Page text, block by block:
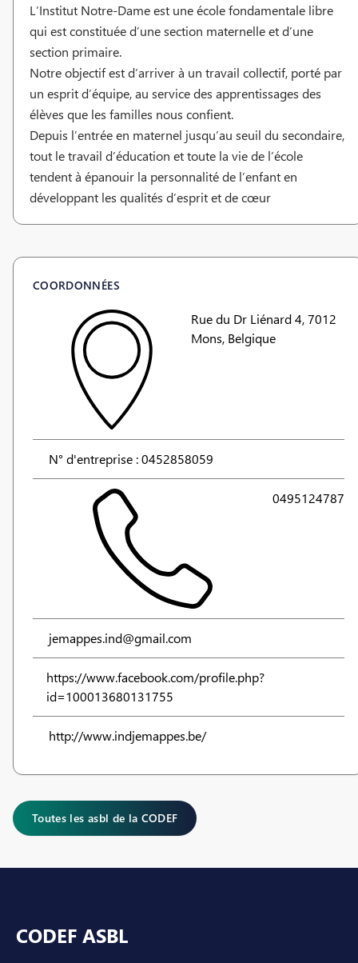
L’Institut Notre-Dame est une école fondamentale libre
qui est constituée d’une section maternelle et d’une
section primaire.
Notre objectif est d’arriver à un travail collectif, porté par
un esprit d’équipe, au service des apprentissages des
élèves que les familles nous confient.
Depuis l’entrée en maternel jusqu’au seuil du secondaire,
tout le travail d’éducation et toute la vie de l’école
tendent à épanouir la personnalité de l’enfant en
développant les qualités d’esprit et de cœur
COORDONNÉES
Rue du Dr Liénard 4, 7012
Mons, Belgique
N° d'entreprise : 0452858059
0495124787
jemappes.ind@gmail.com
https://www.facebook.com/profile.php?
id=100013680131755
http://www.indjemappes.be/
Toutes les asbl de la CODEF
CODEF ASBL